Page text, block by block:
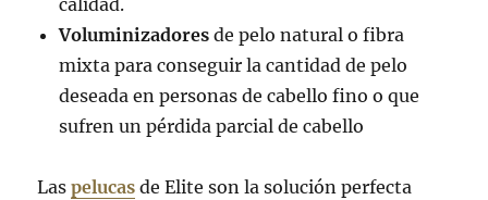
Voluminizadores de pelo natural o fibra
mixta para conseguir la cantidad de pelo
deseada en personas de cabello fino o que
sufren un pérdida parcial de cabello
Laspelucas de Elite son la solución perfecta